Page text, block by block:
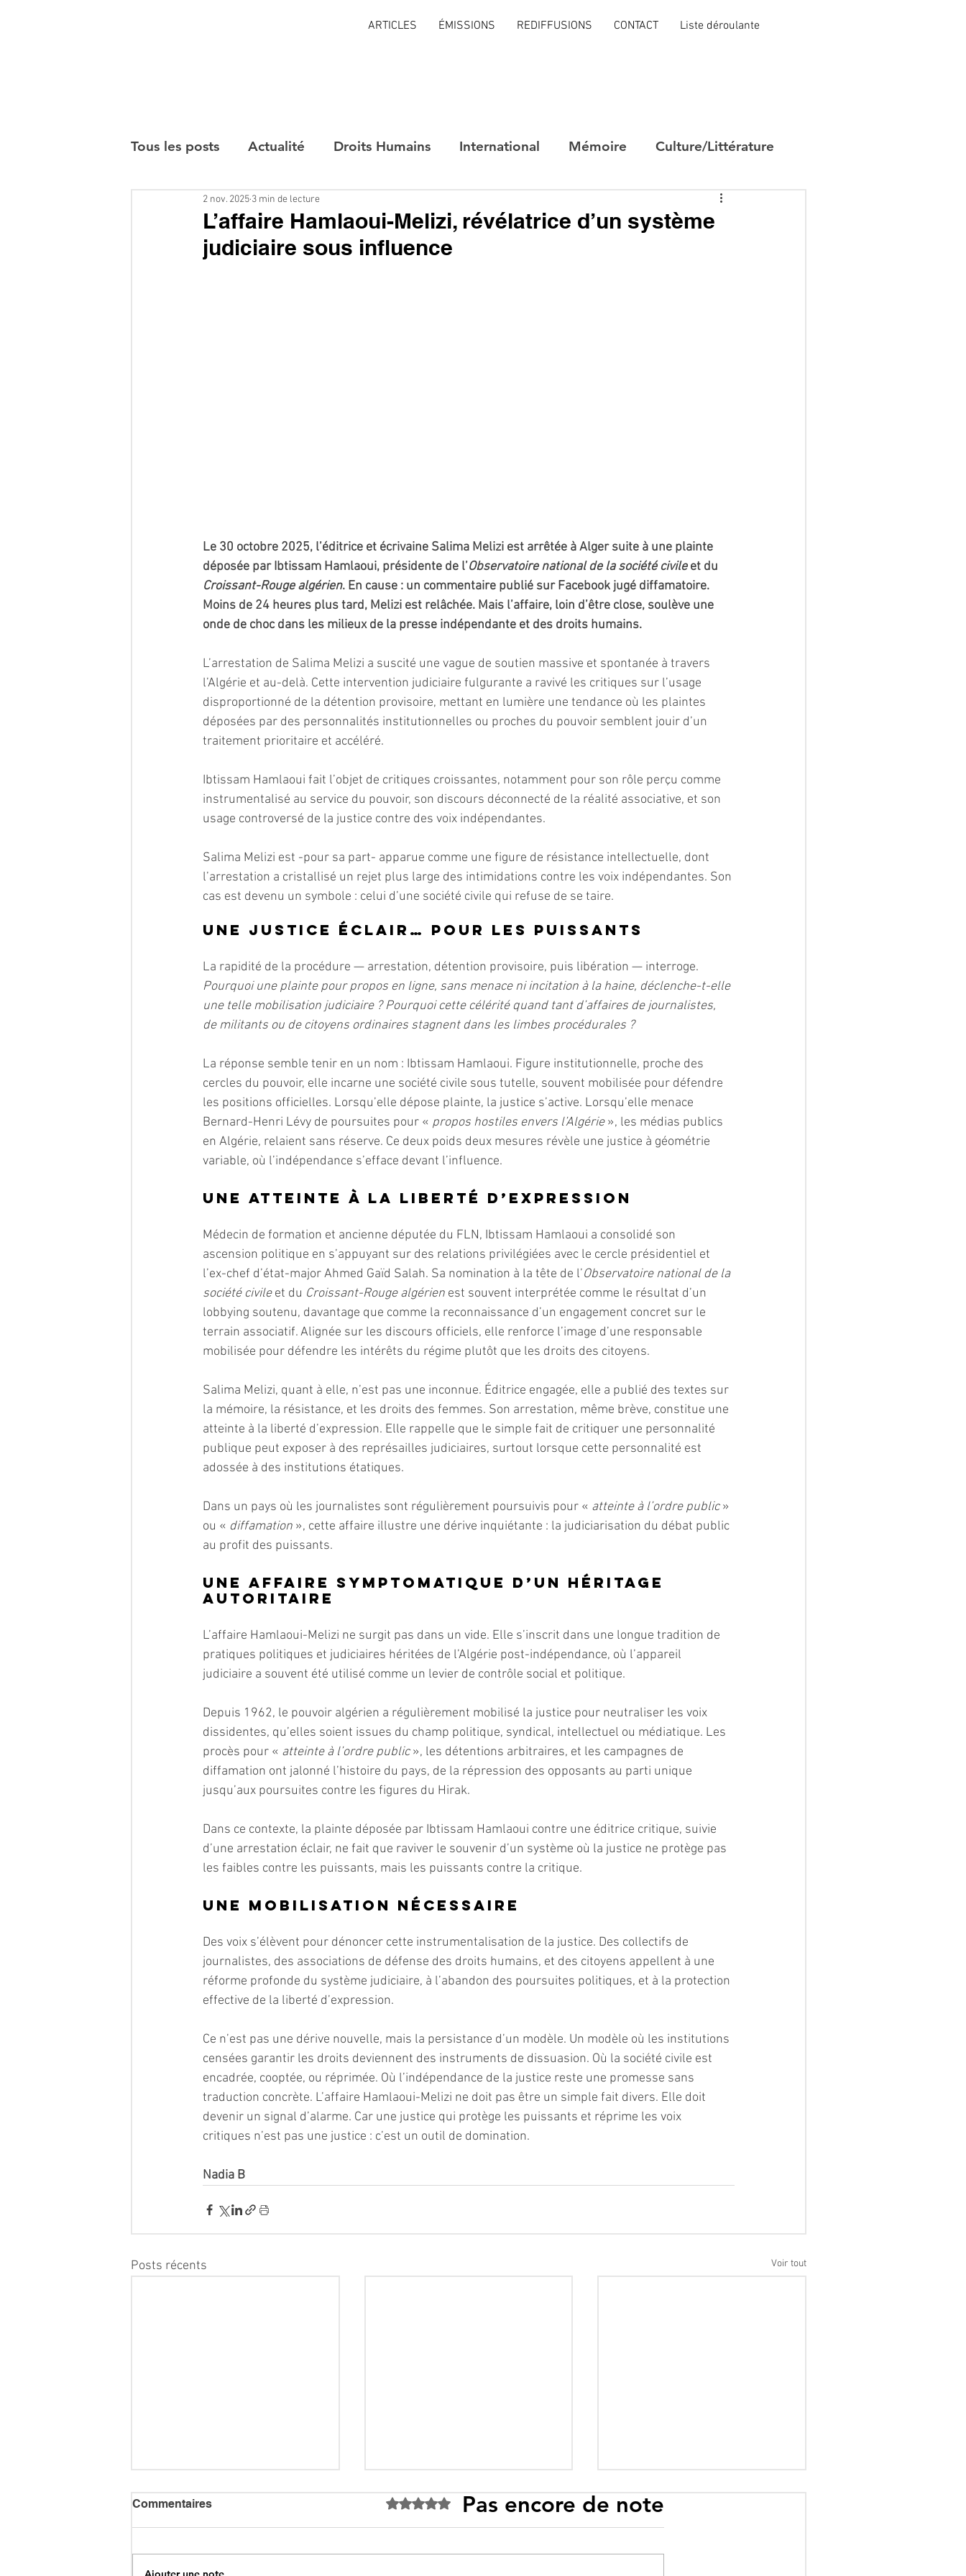
ARTICLES ÉMISSIONS REDIFFUSIONS CONTACT Liste déroulante
Tous les posts Actualité Droits Humains International Mémoire Culture/Littérature
Interviews
L’affaire Hamlaoui-Melizi, révélatrice d’un système
judiciaire sous influence
2 nov. 2025 3 min de lecture
Le 30 octobre 2025, l’éditrice et écrivaine Salima Melizi est arrêtée à Alger suite à une plainte
déposée par Ibtissam Hamlaoui, présidente de l’Observatoire national de la société civile et du
Croissant-Rouge algérien. En cause : un commentaire publié sur Facebook jugé diffamatoire.
Moins de 24 heures plus tard, Melizi est relâchée. Mais l’affaire, loin d’être close, soulève une
onde de choc dans les milieux de la presse indépendante et des droits humains.
L’arrestation de Salima Melizi a suscité une vague de soutien massive et spontanée à travers
l’Algérie et au-delà. Cette intervention judiciaire fulgurante a ravivé les critiques sur l’usage
disproportionné de la détention provisoire, mettant en lumière une tendance où les plaintes
déposées par des personnalités institutionnelles ou proches du pouvoir semblent jouir d’un
traitement prioritaire et accéléré.
Ibtissam Hamlaoui fait l’objet de critiques croissantes, notamment pour son rôle perçu comme
instrumentalisé au service du pouvoir, son discours déconnecté de la réalité associative, et son
usage controversé de la justice contre des voix indépendantes.
Salima Melizi est -pour sa part- apparue comme une figure de résistance intellectuelle, dont
l’arrestation a cristallisé un rejet plus large des intimidations contre les voix indépendantes. Son
cas est devenu un symbole : celui d’une société civile qui refuse de se taire.
Une justice éclair… pour les puissants
La rapidité de la procédure — arrestation, détention provisoire, puis libération — interroge.
Pourquoi une plainte pour propos en ligne, sans menace ni incitation à la haine, déclenche-t-elle
une telle mobilisation judiciaire ? Pourquoi cette célérité quand tant d’affaires de journalistes,
de militants ou de citoyens ordinaires stagnent dans les limbes procédurales ?
La réponse semble tenir en un nom : Ibtissam Hamlaoui. Figure institutionnelle, proche des
cercles du pouvoir, elle incarne une société civile sous tutelle, souvent mobilisée pour défendre
les positions officielles. Lorsqu’elle dépose plainte, la justice s’active. Lorsqu’elle menace
Bernard-Henri Lévy de poursuites pour « propos hostiles envers l’Algérie », les médias publics
en Algérie, relaient sans réserve. Ce deux poids deux mesures révèle une justice à géométrie
variable, où l’indépendance s’efface devant l’influence.
Une atteinte à la liberté d’expression
Médecin de formation et ancienne députée du FLN, Ibtissam Hamlaoui a consolidé son
ascension politique en s’appuyant sur des relations privilégiées avec le cercle présidentiel et
l’ex-chef d’état-major Ahmed Gaïd Salah. Sa nomination à la tête de l’Observatoire national de la
société civile et du Croissant-Rouge algérien est souvent interprétée comme le résultat d’un
lobbying soutenu, davantage que comme la reconnaissance d’un engagement concret sur le
terrain associatif. Alignée sur les discours officiels, elle renforce l’image d’une responsable
mobilisée pour défendre les intérêts du régime plutôt que les droits des citoyens.
Salima Melizi, quant à elle, n’est pas une inconnue. Éditrice engagée, elle a publié des textes sur
la mémoire, la résistance, et les droits des femmes. Son arrestation, même brève, constitue une
atteinte à la liberté d’expression. Elle rappelle que le simple fait de critiquer une personnalité
publique peut exposer à des représailles judiciaires, surtout lorsque cette personnalité est
adossée à des institutions étatiques.
Dans un pays où les journalistes sont régulièrement poursuivis pour « atteinte à l’ordre public »
ou « diffamation », cette affaire illustre une dérive inquiétante : la judiciarisation du débat public
au profit des puissants.
Une affaire symptomatique d’un héritage
autoritaire
L’affaire Hamlaoui-Melizi ne surgit pas dans un vide. Elle s’inscrit dans une longue tradition de
pratiques politiques et judiciaires héritées de l’Algérie post-indépendance, où l’appareil
judiciaire a souvent été utilisé comme un levier de contrôle social et politique.
Depuis 1962, le pouvoir algérien a régulièrement mobilisé la justice pour neutraliser les voix
dissidentes, qu’elles soient issues du champ politique, syndical, intellectuel ou médiatique. Les
procès pour « atteinte à l’ordre public », les détentions arbitraires, et les campagnes de
diffamation ont jalonné l’histoire du pays, de la répression des opposants au parti unique
jusqu’aux poursuites contre les figures du Hirak.
Dans ce contexte, la plainte déposée par Ibtissam Hamlaoui contre une éditrice critique, suivie
d’une arrestation éclair, ne fait que raviver le souvenir d’un système où la justice ne protège pas
les faibles contre les puissants, mais les puissants contre la critique.
Une mobilisation nécessaire
Des voix s’élèvent pour dénoncer cette instrumentalisation de la justice. Des collectifs de
journalistes, des associations de défense des droits humains, et des citoyens appellent à une
réforme profonde du système judiciaire, à l’abandon des poursuites politiques, et à la protection
effective de la liberté d’expression.
Ce n’est pas une dérive nouvelle, mais la persistance d’un modèle. Un modèle où les institutions
censées garantir les droits deviennent des instruments de dissuasion. Où la société civile est
encadrée, cooptée, ou réprimée. Où l’indépendance de la justice reste une promesse sans
traduction concrète. L’affaire Hamlaoui-Melizi ne doit pas être un simple fait divers. Elle doit
devenir un signal d’alarme. Car une justice qui protège les puissants et réprime les voix
critiques n’est pas une justice : c’est un outil de domination.
Nadia B
Posts récents Voir tout
Commentaires Noté 0 étoile sur 5.Pas encore de note